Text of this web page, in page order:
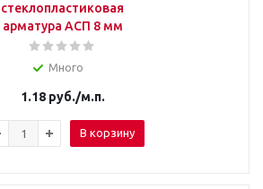
стеклопластиковая
арматура АСП 8 мм
Много
1.18руб./м.п.
В корзину